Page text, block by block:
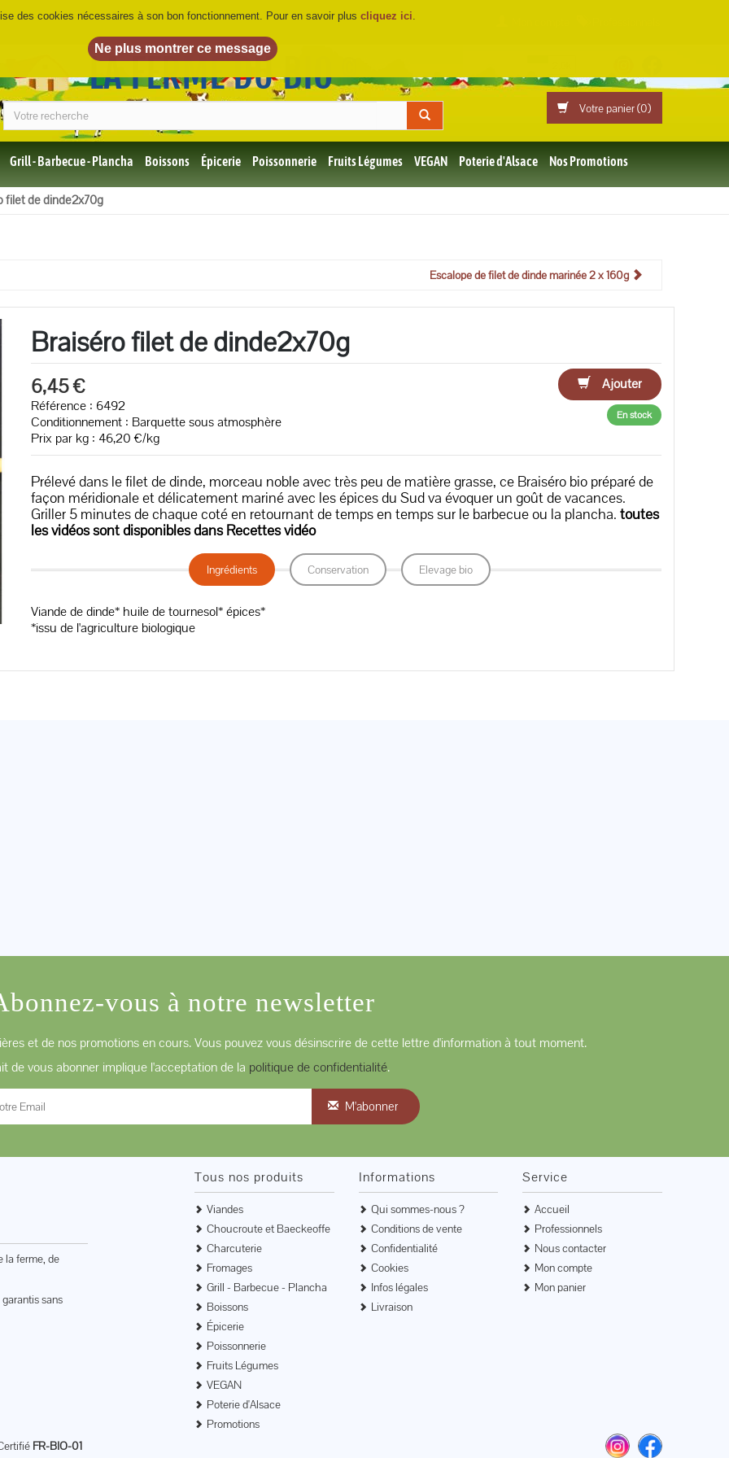
LA FERME DU BIO
Votre panier (0)
Grill - Barbecue - Plancha Boissons Épicerie Poissonnerie Fruits Légumes VEGAN Poterie d'Alsace Nos Promotions
filet de dinde2x70g
Escalope de filet de dinde marinée 2 x 160g
Braiséro filet de dinde2x70g
6,45 €
Ajouter
Référence : 6492
Conditionnement : Barquette sous atmosphère
Prix par kg : 46,20 €/kg
En stock
Prélevé dans le filet de dinde, morceau noble avec très peu de matière grasse, ce Braiséro bio préparé de
façon méridionale et délicatement mariné avec les épices du Sud va évoquer un goût de vacances.
Griller 5 minutes de chaque coté en retournant de temps en temps sur le barbecue ou la plancha. toutes
les vidéos sont disponibles dans Recettes vidéo
Ingrédients Conservation Elevage bio
Viande de dinde* huile de tournesol* épices*
*issu de l'agriculture biologique
vous à notre newsletter
et de nos promotions en cours. Vous pouvez vous désinscrire de cette lettre d'information à tout moment.
de vous abonner implique l'acceptation de la politique de confidentialité.
M'abonner
la ferme, de
sans
Tous nos produits
Viandes
Choucroute et Baeckeoffe
Charcuterie
Fromages
Grill - Barbecue - Plancha
Boissons
Épicerie
Poissonnerie
Fruits Légumes
VEGAN
Poterie d'Alsace
Promotions
Informations
Qui sommes-nous ?
Conditions de vente
Confidentialité
Cookies
Infos légales
Livraison
Service
Accueil
Professionnels
Nous contacter
Mon compte
Mon panier
FR-BIO-01
des cookies nécessaires à son bon fonctionnement. Pour en savoir plus cliquez ici.